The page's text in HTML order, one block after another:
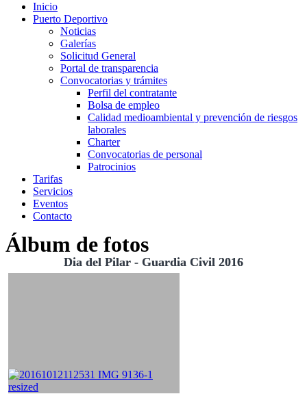
Inicio
Puerto Deportivo
Noticias
Galerías
Solicitud General
Portal de transparencia
Convocatorias y trámites
Perfil del contratante
Bolsa de empleo
Calidad medioambiental y prevención de riesgos
laborales
Charter
Convocatorias de personal
Patrocinios
Tarifas
Servicios
Eventos
Contacto
Álbum de fotos
Dia del Pilar - Guardia Civil 2016